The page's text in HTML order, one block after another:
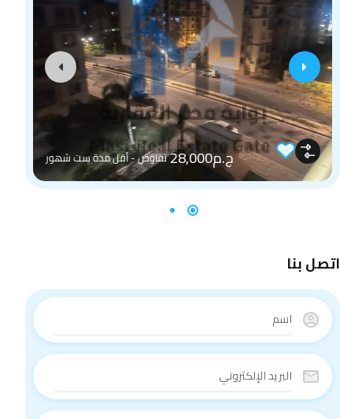
ج.م28,000 تفاوض - أقل مدة ست شهور
اتصل بنا